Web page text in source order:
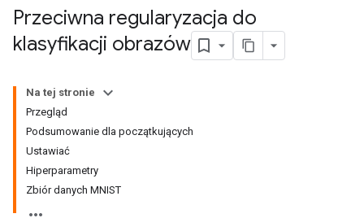
Przeciwna regularyzacja do
klasyfikacji obrazów
Na tej stronie
Przegląd
Podsumowanie dla początkujących
Ustawiać
Hiperparametry
Zbiór danych MNIST